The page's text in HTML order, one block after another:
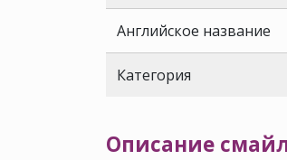
Английское название
Категория
Описание